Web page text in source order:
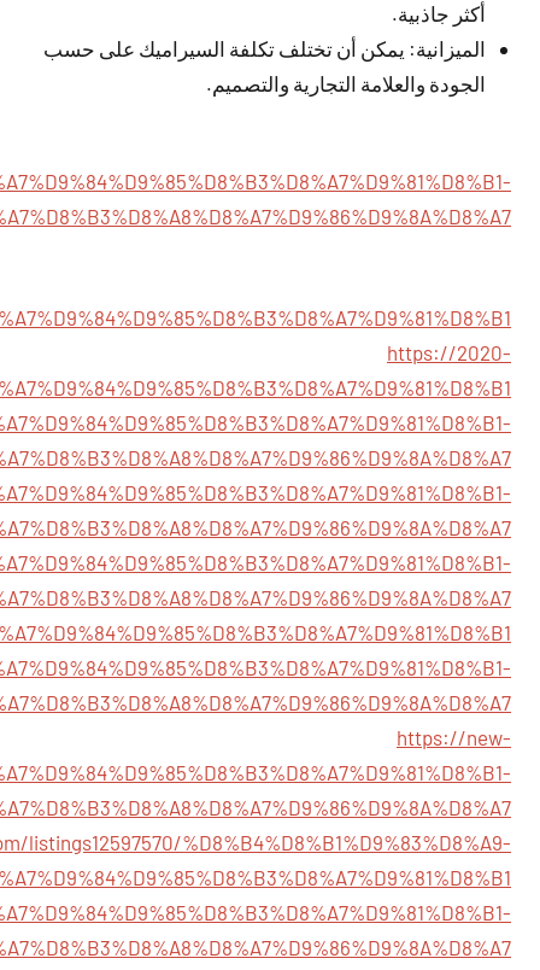
أكثر جاذبية.
الميزانية: يمكن أن تختلف تكلفة السيراميك على حسب
الجودة والعلامة التجارية والتصميم.
https://2020-
https://new-
listings12597570/%D8%B4%D8%B1%D9%83%D8%A9-